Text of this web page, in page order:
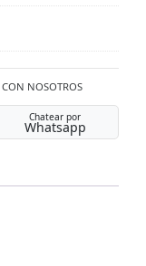
CON NOSOTROS
Chatear por
Whatsapp